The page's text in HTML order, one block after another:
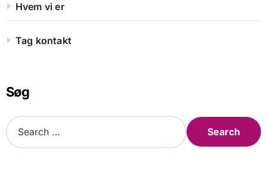
Hvem vi er
Tag kontakt
Søg
S
e